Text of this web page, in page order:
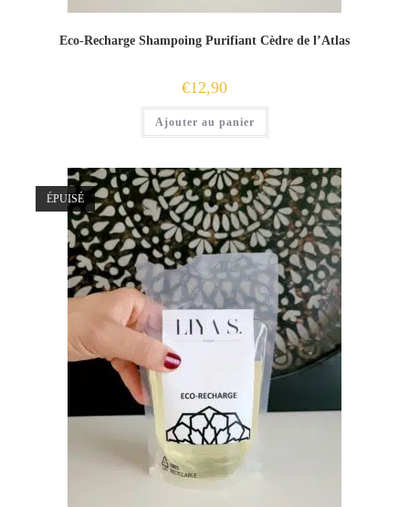
Eco-Recharge Shampoing Purifiant Cèdre de l’Atlas
€12,90
Ajouter au panier
ÉPUISÉ